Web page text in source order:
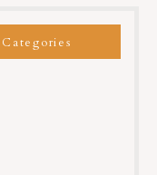
Categories